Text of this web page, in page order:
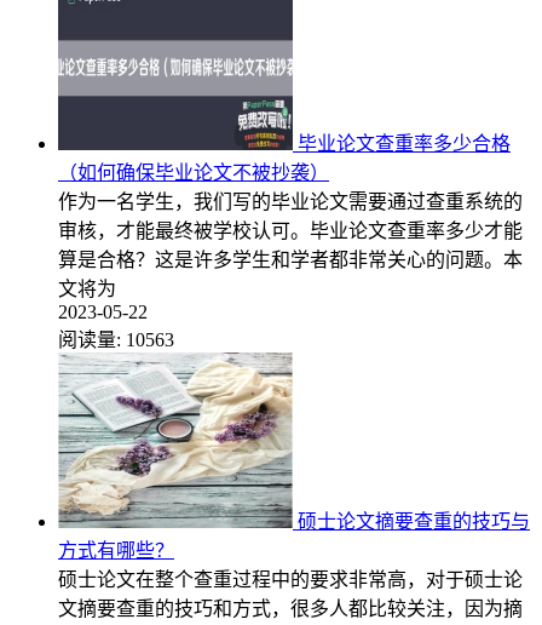
毕业论文查重率多少合格
（如何确保毕业论文不被抄袭）
作为一名学生，我们写的毕业论文需要通过查重系统的
审核，才能最终被学校认可。毕业论文查重率多少才能
算是合格？这是许多学生和学者都非常关心的问题。本
文将为
2023-05-22
阅读量: 10563
硕士论文摘要查重的技巧与
方式有哪些？
硕士论文在整个查重过程中的要求非常高，对于硕士论
文摘要查重的技巧和方式，很多人都比较关注，因为摘